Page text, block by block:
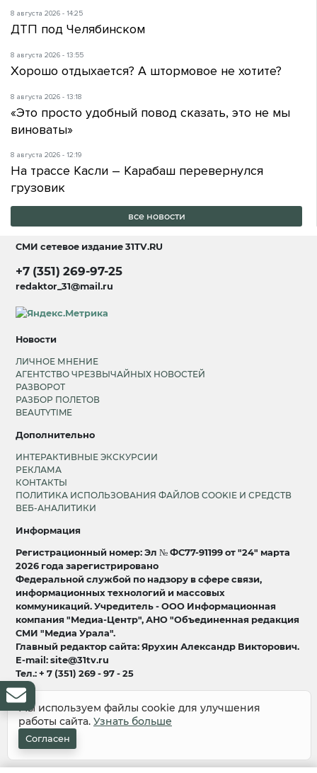
8 августа 2026 - 14:25
ДТП под Челябинском
8 августа 2026 - 13:55
Хорошо отдыхается? А штормовое не хотите?
8 августа 2026 - 13:18
«Это просто удобный повод сказать, это не мы
виноваты»
8 августа 2026 - 12:19
На трассе Касли – Карабаш перевернулся
грузовик
все новости
СМИ сетевое издание31TV.RU
+7 (351) 269-97-25
redaktor_31@mail.ru
Новости
ЛИЧНОЕ МНЕНИЕ
АГЕНТСТВО ЧРЕЗВЫЧАЙНЫХ НОВОСТЕЙ
РАЗВОРОТ
РАЗБОР ПОЛЕТОВ
BEAUTYTIME
Дополнительно
ИНТЕРАКТИВНЫЕ ЭКСКУРСИИ
РЕКЛАМА
КОНТАКТЫ
ПОЛИТИКА ИСПОЛЬЗОВАНИЯ ФАЙЛОВ COOKIE И СРЕДСТВ
ВЕБ-АНАЛИТИКИ
Информация
Регистрационный номер: Эл № ФС77-91199 от "24" марта
2026 года зарегистрировано
Федеральной службой по надзору в сфере связи,
информационных технологий и массовых
коммуникаций. Учредитель - ООО Информационная
компания "Медиа-Центр", АНО "Объединенная редакция
СМИ "Медиа Урала".
Главный редактор сайта: Ярухин Александр Викторович.
E-mail: site@31tv.ru
Тел.: + 7 (351) 269 - 97 - 25
18+
© 2008-2026 Все права защищены
разработка и продвижение:
Мы используем файлы cookie для улучшения
работы сайта. Узнать больше
Согласен